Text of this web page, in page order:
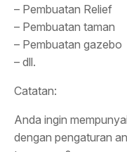
– Pembuatan Relief
– Pembuatan taman
– Pembuatan gazebo
– dll.
Catatan:
Anda ingin
dengan pengaturan